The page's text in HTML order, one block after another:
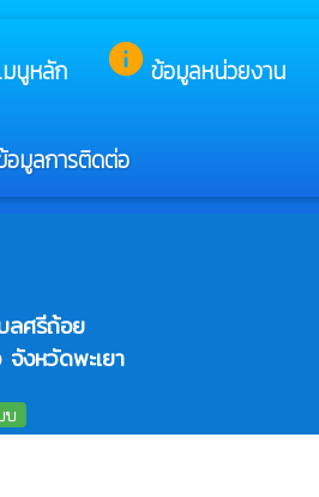
มนูหลัก info ข้อมูลหน่วยงาน
อมูลการติดต่อ
มเจ้าหน้าที่ของรัฐ
ลศรีถ้อย
จังหวัดพะเยา
บ